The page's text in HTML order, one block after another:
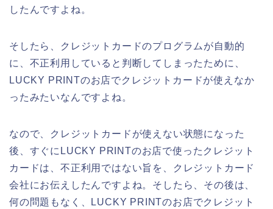
したんですよね。
そしたら、クレジットカードのプログラムが自動的
に、不正利用していると判断してしまったために、
LUCKY PRINTのお店でクレジットカードが使えなか
ったみたいなんですよね。
なので、クレジットカードが使えない状態になった
後、すぐにLUCKY PRINTのお店で使ったクレジット
カードは、不正利用ではない旨を、クレジットカード
会社にお伝えしたんですよね。そしたら、その後は、
何の問題もなく、LUCKY PRINTのお店でクレジット